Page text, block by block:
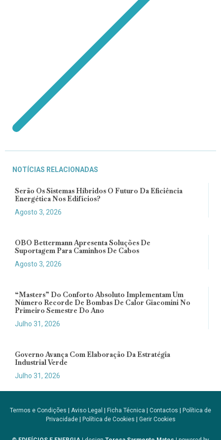
NOTÍCIAS RELACIONADAS
Serão Os Sistemas Híbridos O Futuro Da Eficiência
Energética Nos Edifícios?
Agosto 3, 2026
OBO Bettermann Apresenta Soluções De
Suportagem Para Caminhos De Cabos
Agosto 3, 2026
“Masters” Do Conforto Absoluto Implementam Um
Número Recorde De Bombas De Calor Giacomini No
Primeiro Semestre Do Ano
Julho 31, 2026
Governo Avança Com Elaboração Da Estratégia
Industrial Verde
Julho 31, 2026
Termos e Condições | Aviso Legal | Ficha Técnica | Contactos | Política de
Privacidade| Política de Cookies | Gerir Cookies